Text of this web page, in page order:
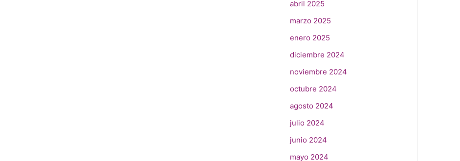
abril 2025
marzo 2025
enero 2025
diciembre 2024
noviembre 2024
octubre 2024
agosto 2024
julio 2024
junio 2024
mayo 2024